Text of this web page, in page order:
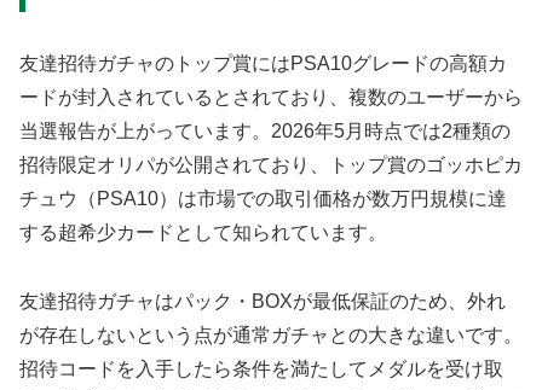
友達招待ガチャのトップ賞にはPSA10グレードの高額カ
ードが封入されているとされており、複数のユーザーから
当選報告が上がっています。2026年5月時点では2種類の
招待限定オリパが公開されており、トップ賞のゴッホピカ
チュウ（PSA10）は市場での取引価格が数万円規模に達
する超希少カードとして知られています。
友達招待ガチャはパック・BOXが最低保証のため、外れ
が存在しないという点が通常ガチャとの大きな違いです。
招待コードを入手したら条件を満たしてメダルを受け取